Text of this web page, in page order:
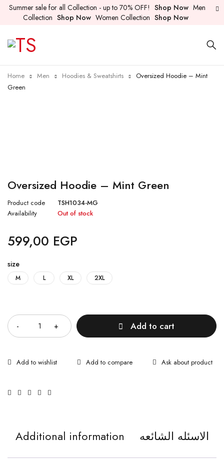
Summer sale for all Collection - up to 70% OFF! Shop Now Men
Collection Shop Now Women Collection Shop Now
Home Men Hoodies & Sweatshirts
Oversized Hoodie – Mint
Green
Oversized Hoodie – Mint Green
Product code
TSH1034-MG
Availability
Out of stock
599,00 EGP
size
M L XL 2XL
Add to cart
Ask about product
Additional information الاسئله الشائعه